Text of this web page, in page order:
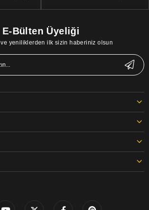
E-Bülten Üyeliği
ve yeniliklerden ilk sizin haberiniz olsun